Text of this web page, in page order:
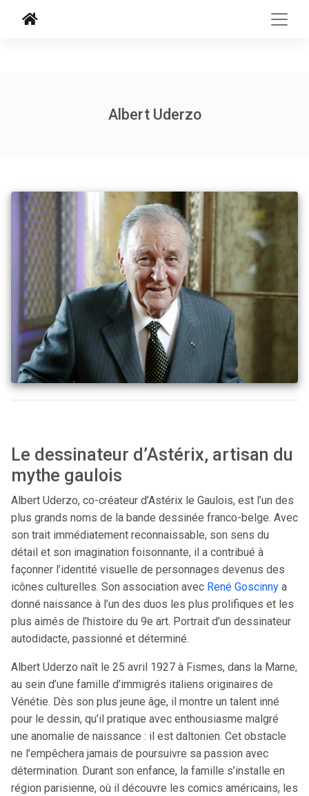
Albert Uderzo
Le dessinateur d’Astérix, artisan du
mythe gaulois
Albert Uderzo, co-créateur d’Astérix le Gaulois, est l’un des
plus grands noms de la bande dessinée franco-belge. Avec
son trait immédiatement reconnaissable, son sens du
détail et son imagination foisonnante, il a contribué à
façonner l’identité visuelle de personnages devenus des
icônes culturelles. Son association avec René Goscinny a
donné naissance à l’un des duos les plus prolifiques et les
plus aimés de l’histoire du 9e art. Portrait d’un dessinateur
autodidacte, passionné et déterminé.
Albert Uderzo naît le 25 avril 1927 à Fismes, dans la Marne,
au sein d’une famille d’immigrés italiens originaires de
Vénétie. Dès son plus jeune âge, il montre un talent inné
pour le dessin, qu’il pratique avec enthousiasme malgré
une anomalie de naissance : il est daltonien. Cet obstacle
ne l’empêchera jamais de poursuivre sa passion avec
détermination. Durant son enfance, la famille s’installe en
région parisienne, où il découvre les comics américains, les